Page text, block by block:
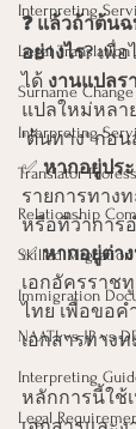
Interpreting
Legal Translation
Surname
Interpreting
Translator
Relationship
Skilled Migration
Immigration
NAATI vs JP vs
Interpreting
Legal
❓ แล้วถ้าต้น
อย่างไร? เพื่อ
ได้ งานแปลร
แปลใหม่หลา
"ต้นทาง" ก่อ
✅ หากอยู่ปร
รายการทาง
หรือที่ว่าการ
✅ หากอยู่ต่าง
เอกอัครราช
ไทย เพื่อขอค
เอกสารทาง
หลักการนี้ใช้